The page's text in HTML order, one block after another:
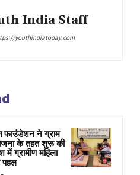
India Staff
youthindiatoday.com
फाउंडेशन ने ग्राम
के तहत शुरू की
में ग्रामीण महिला
पहल